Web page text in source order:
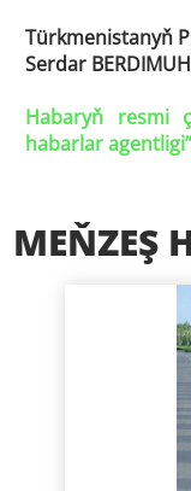
Türkmenistanyň
Serdar
Habaryň resmi
habarlar agentligi
MEŇZEŞ